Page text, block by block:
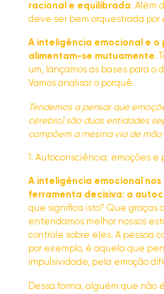
racional e equilibrada. Além
deve ser bem orquestrada por
A inteligência emocional e o
alimentam-se mutuamente.
um, lançamos as bases para o
Vamos analisar o porquê.
Tendemos a pensar que
cérebro) são duas entidades
compõem a mesma via de mão
1. Autoconsciência: emoções
A inteligência emocional
ferramenta decisiva: a
que significa isto? Que graças
entendamos melhor nossos
controle sobre eles. A pessoa
por exemplo, é aquela que
impulsividade, pela emoção
Dessa forma, alguém que